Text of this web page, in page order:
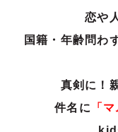
恋や
国籍・年齢問わ
真剣に！
件名に
「